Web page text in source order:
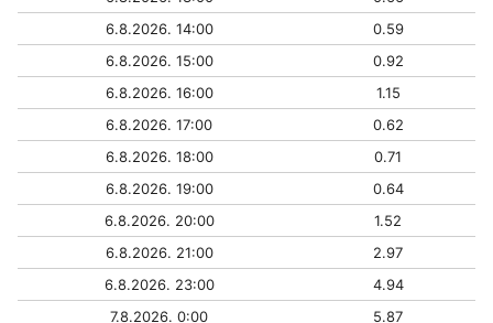
6.8.2026. 14:00
0.59
6.8.2026. 15:00
0.92
6.8.2026. 16:00
1.15
6.8.2026. 17:00
0.62
6.8.2026. 18:00
0.71
6.8.2026. 19:00
0.64
6.8.2026. 20:00
1.52
6.8.2026. 21:00
2.97
6.8.2026. 23:00
4.94
7.8.2026. 0:00
5.87